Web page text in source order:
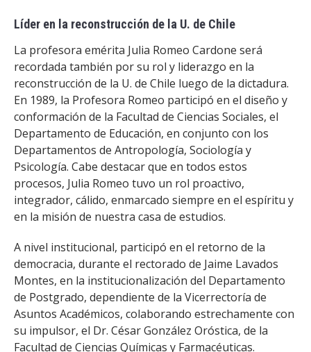
Líder en la reconstrucción de la U. de Chile
La profesora emérita Julia Romeo Cardone será
recordada también por su rol y liderazgo en la
reconstrucción de la U. de Chile luego de la dictadura.
En 1989, la Profesora Romeo participó en el diseño y
conformación de la Facultad de Ciencias Sociales, el
Departamento de Educación, en conjunto con los
Departamentos de Antropología, Sociología y
Psicología. Cabe destacar que en todos estos
procesos, Julia Romeo tuvo un rol proactivo,
integrador, cálido, enmarcado siempre en el espíritu y
en la misión de nuestra casa de estudios.
A nivel institucional, participó en el retorno de la
democracia, durante el rectorado de Jaime Lavados
Montes, en la institucionalización del Departamento
de Postgrado, dependiente de la Vicerrectoría de
Asuntos Académicos, colaborando estrechamente con
su impulsor, el Dr. César González Oróstica, de la
Facultad de Ciencias Químicas y Farmacéuticas.